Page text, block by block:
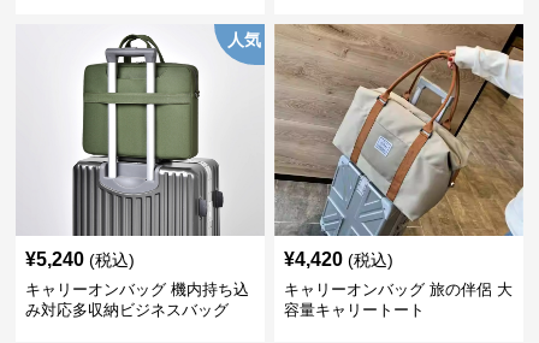
人気
¥5,240 (税込)
キャリーオンバッグ 機内持ち込
み対応多収納ビジネスバッグ
¥4,420 (税込)
キャリーオンバッグ 旅の伴侶 大
容量キャリートート